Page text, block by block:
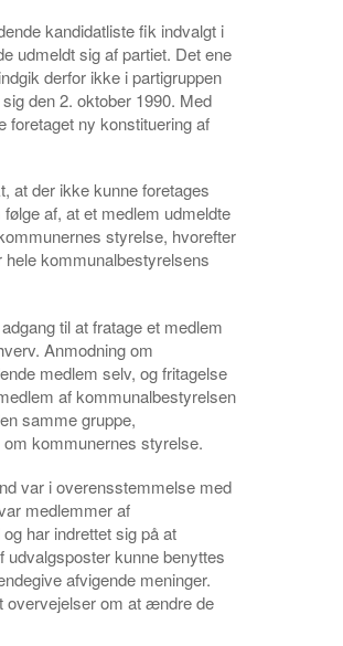
kandidatliste fik indvalgt i
udmeldt sig af partiet. Det ene
derfor ikke i partigruppen
den 2. oktober 1990. Med
foretaget ny konstituering af
at der ikke kunne foretages
af, at et medlem udmeldte
styrelse, hvorefter
kommunalbestyrelsens
til at fratage et medlem
Anmodning om
medlem selv, og fritagelse
af kommunalbestyrelsen
samme gruppe,
kommunernes styrelse.
var i overensstemmelse med
medlemmer af
har indrettet sig på at
udvalgsposter kunne benyttes
afvigende meninger.
overvejelser om at ændre de